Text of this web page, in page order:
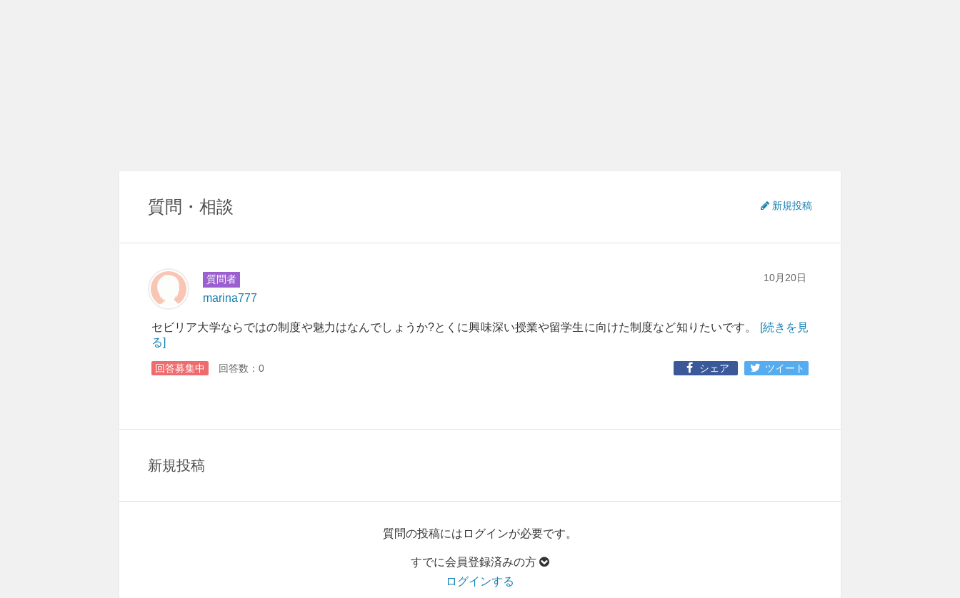
質問・相談 新規投稿
質問者
marina777
10月20日
セビリア大学ならではの制度や魅力はなんでしょうか?とくに興味深い授業や留学生に向けた制度など知りたいです。
[続きを見
る]
回答募集中 回答数：0 シェア ツイート
新規投稿
質問の投稿にはログインが必要です。
すでに会員登録済みの方
ログインする